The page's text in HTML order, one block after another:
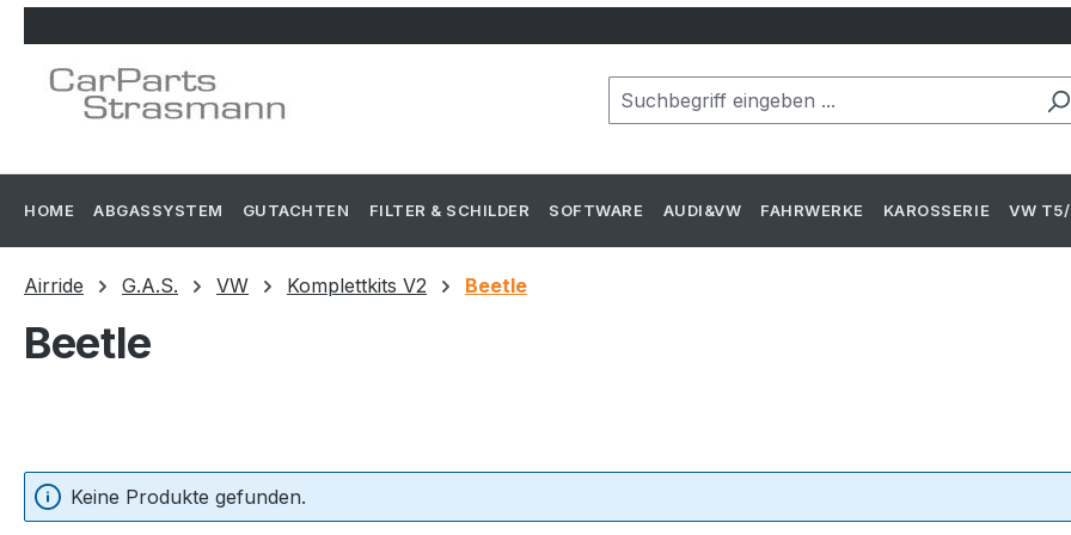
HOME ABGASSYSTEM GUTACHTEN FILTER & SCHILDER SOFTWARE AUDI&VW FAHRWERKE KAROSSERIE VW
Airride G.A.S. VW Komplettkits V2 Beetle
Beetle
Keine Produkte gefunden.